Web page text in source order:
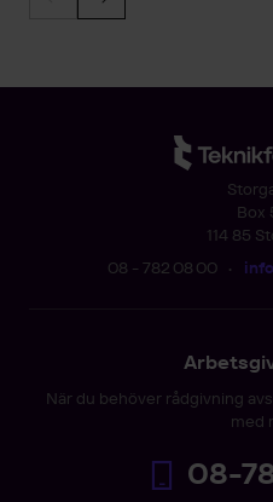
Box
114 85
08 - 782 08 00 •
När du behöver rådgivning
med
08-